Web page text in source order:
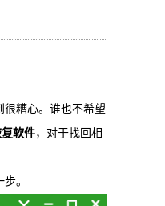
糟心。谁也不希望
软件，对于找回相
。